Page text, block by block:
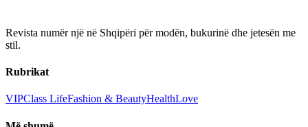
Revista numër një në Shqipëri për modën, bukurinë dhe jetesën me
stil.
Rubrikat
VIPClass LifeFashion & BeautyHealthLove